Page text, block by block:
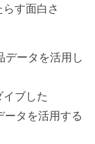
す面白さ
ータを活用し
ブした
タを活用する